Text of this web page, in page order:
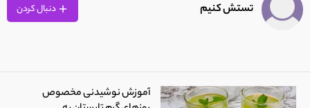
تستش کنیم
آموزش نوشیدنی مخصوص